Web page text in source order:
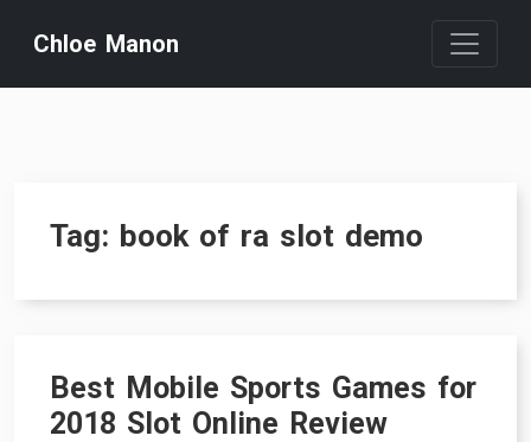
content
Chloe Manon
Tag: book of ra slot demo
Best Mobile Sports Games for
2018 Slot Online Review